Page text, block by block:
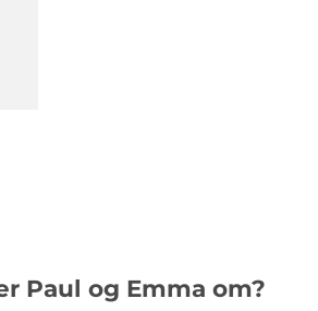
Paul og Emma om?